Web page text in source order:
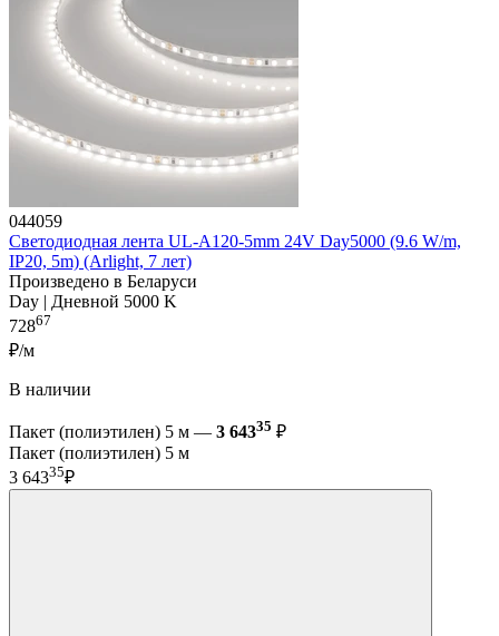
044059
Светодиодная лента UL-A120-5mm 24V Day5000 (9.6 W/m,
IP20, 5m) (Arlight, 7 лет)
Произведено в Беларуси
Day | Дневной 5000 K
72867
₽/м
В наличии
Пакет (полиэтилен) 5 м — 3 64335 ₽
Пакет (полиэтилен) 5 м
3 64335₽